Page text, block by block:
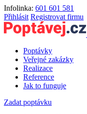
Infolinka: 601 601 581
Přihlásit Registrovat firmu
Poptávky
Veřejné zakázky
Realizace
Reference
Jak to funguje
Zadat poptávku